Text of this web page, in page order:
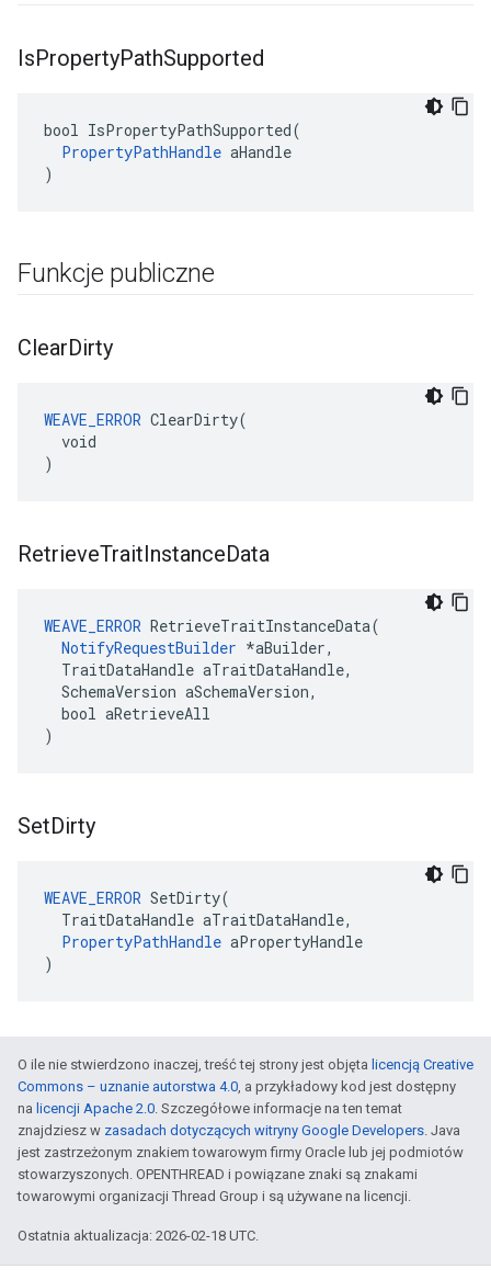
IsPropertyPathSupported
bool IsPropertyPathSupported(
PropertyPathHandle aHandle
)
Funkcje publiczne
ClearDirty
WEAVE_ERROR ClearDirty(
  void
)
RetrieveTraitInstanceData
WEAVE_ERROR RetrieveTraitInstanceData(
NotifyRequestBuilder *aBuilder,
  TraitDataHandle aTraitDataHandle,
  SchemaVersion aSchemaVersion,
  bool aRetrieveAll
)
SetDirty
WEAVE_ERROR SetDirty(
  TraitDataHandle aTraitDataHandle,
PropertyPathHandle aPropertyHandle
)
O ile nie stwierdzono inaczej, treść tej strony jest objęta licencją Creative
Commons – uznanie autorstwa 4.0, a przykładowy kod jest dostępny
na licencji Apache 2.0. Szczegółowe informacje na ten temat
znajdziesz w zasadach dotyczących witryny Google Developers. Java
jest zastrzeżonym znakiem towarowym firmy Oracle lub jej podmiotów
stowarzyszonych. OPENTHREAD i powiązane znaki są znakami
towarowymi organizacji Thread Group i są używane na licencji.
Ostatnia aktualizacja: 2026-02-18 UTC.